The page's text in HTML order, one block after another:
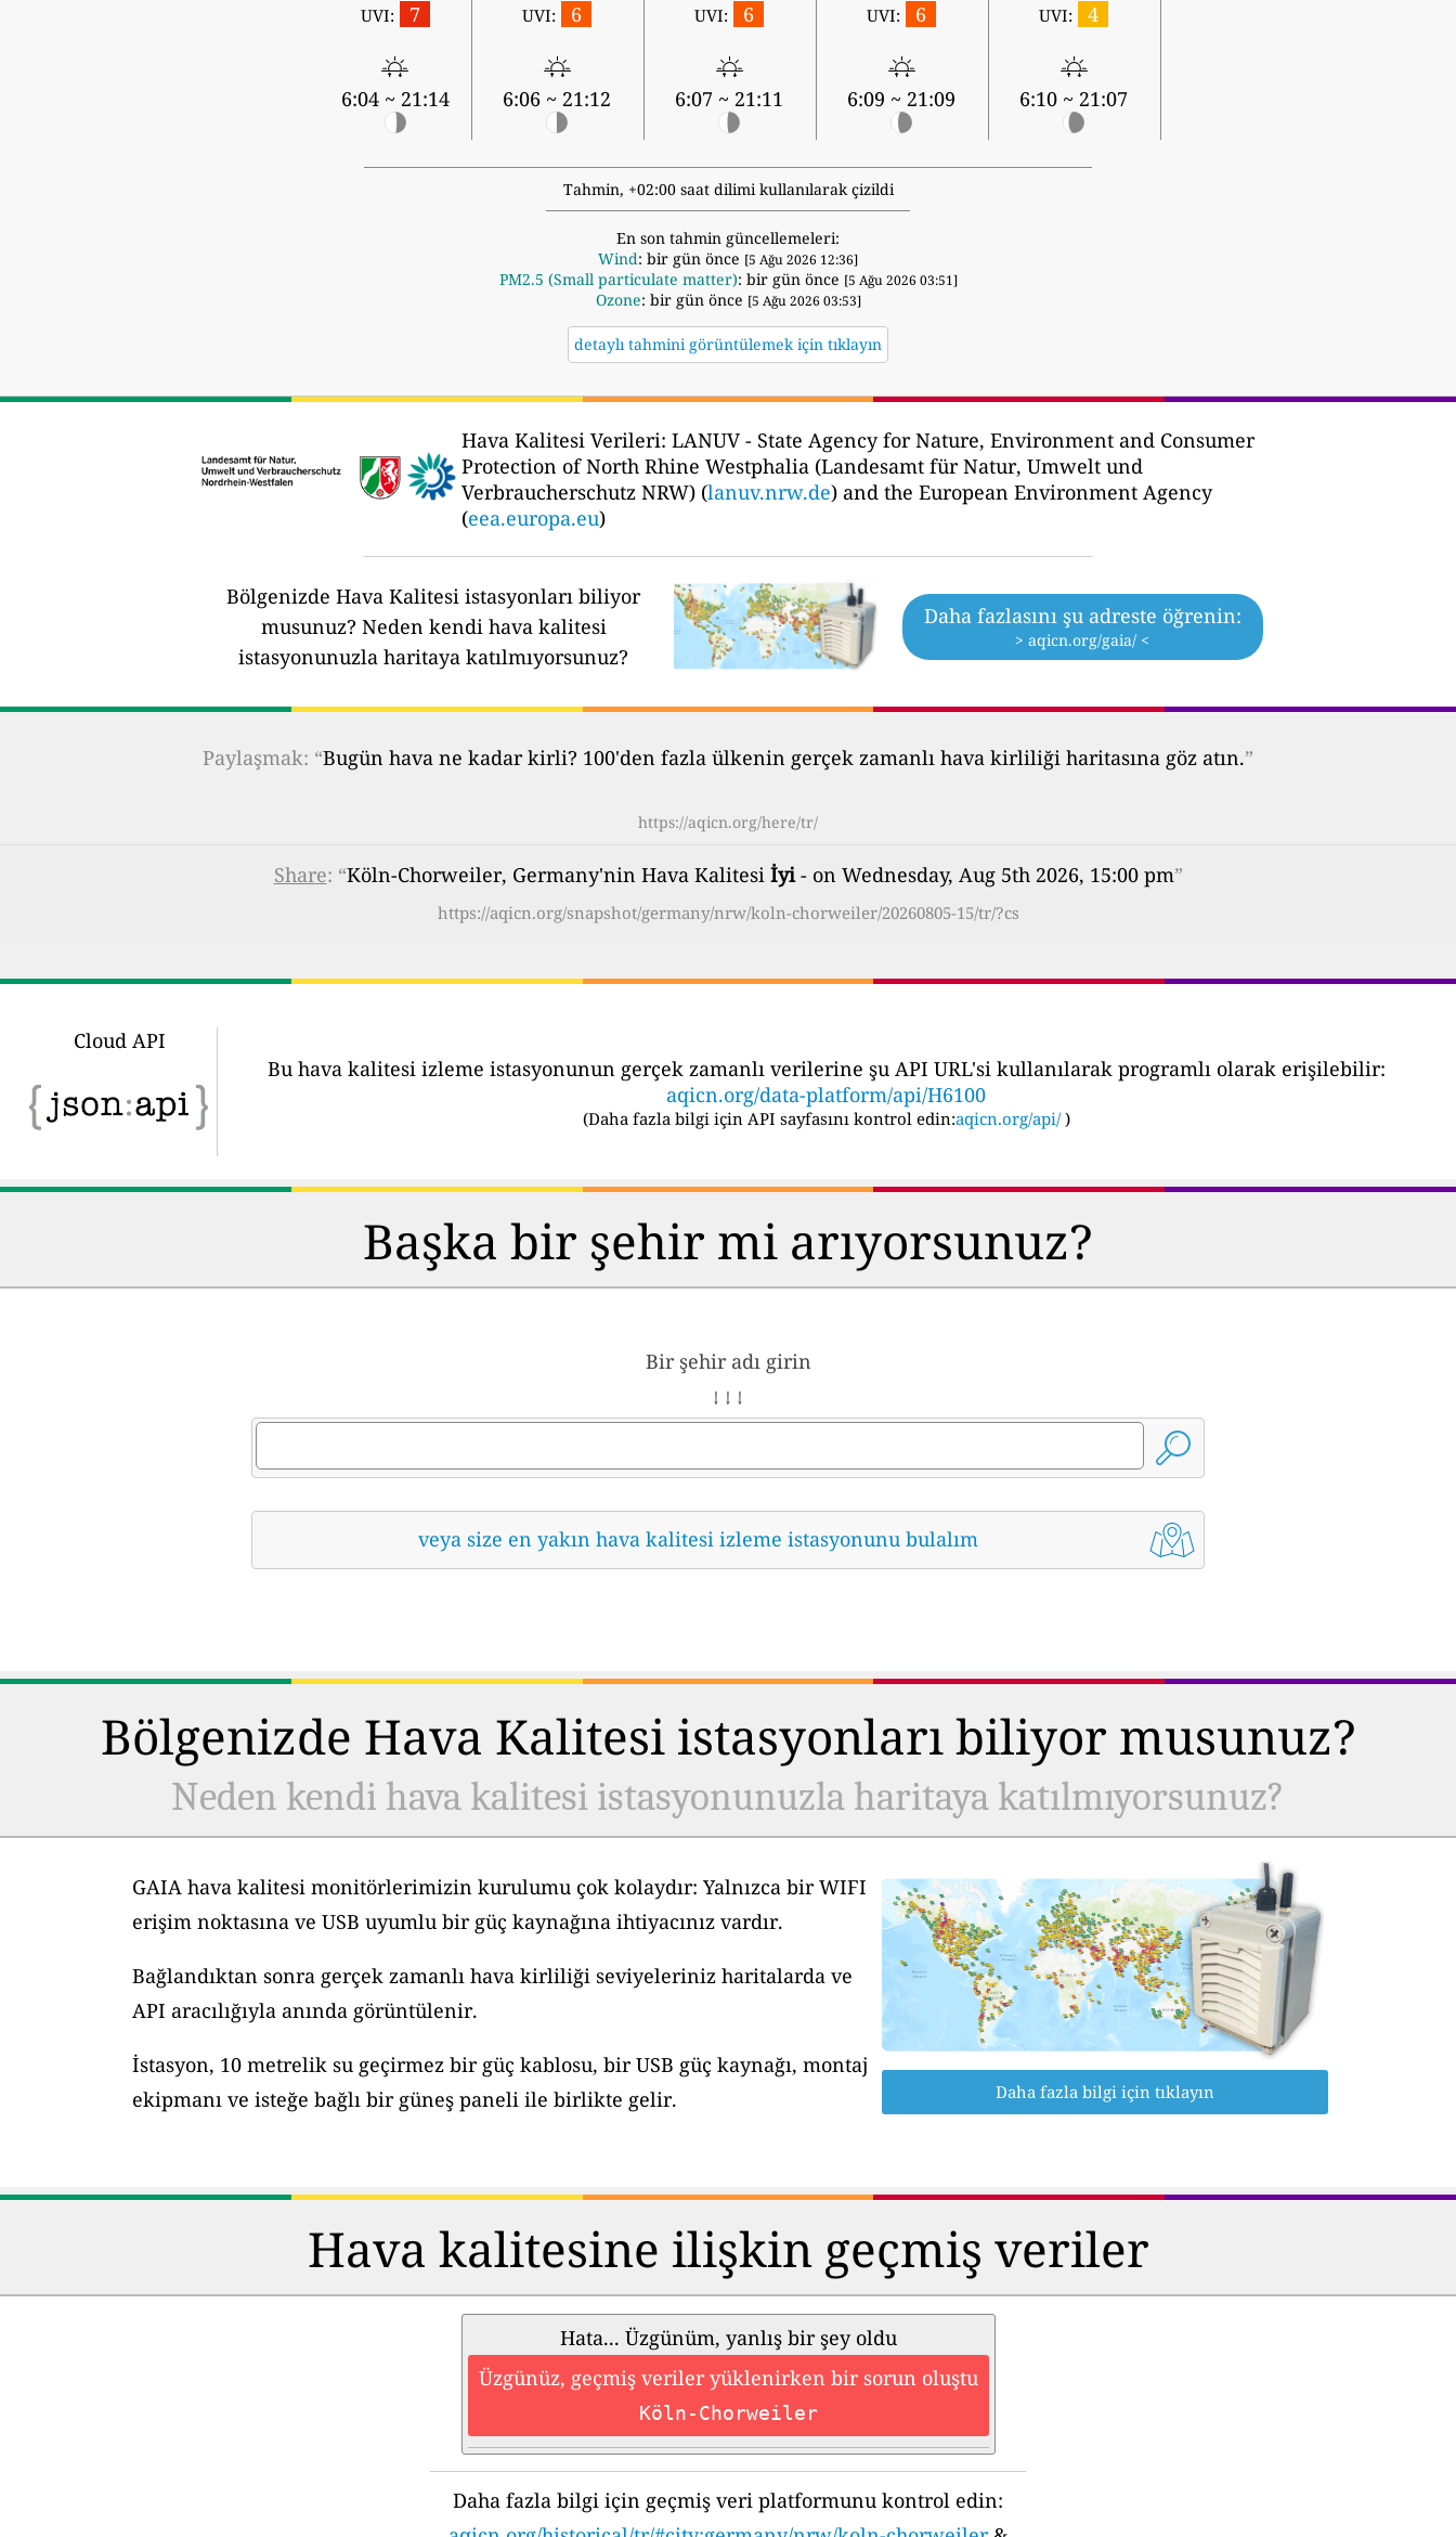
UVI: 7
6:04 ~ 21:14
UVI: 6
6:06 ~ 21:12
UVI: 6
6:07 ~ 21:11
UVI: 6
6:09 ~ 21:09
UVI: 4
6:10 ~ 21:07
Tahmin, +02:00 saat dilimi kullanılarak çizildi
En son tahmin güncellemeleri:
Wind: bir gün önce [5 Ağu 2026 12:36]
PM2.5 (Small particulate matter): bir gün önce [5 Ağu 2026 03:51]
Ozone: bir gün önce [5 Ağu 2026 03:53]
detaylı tahmini görüntülemek için tıklayın
Hava Kalitesi Verileri: LANUV - State Agency for Nature, Environment and Consumer
Protection of North Rhine Westphalia (Landesamt für Natur, Umwelt und
Verbraucherschutz NRW) (lanuv.nrw.de) and the European Environment Agency
(eea.europa.eu)
Bölgenizde Hava Kalitesi istasyonları biliyor
musunuz? Neden kendi hava kalitesi
istasyonunuzla haritaya katılmıyorsunuz?
Daha fazlasını şu adreste öğrenin:
> aqicn.org/gaia/ <
Paylaşmak: “Bugün hava ne kadar kirli? 100'den fazla ülkenin gerçek zamanlı hava kirliliği haritasına göz atın.”
https://aqicn.org/here/tr/
Share: “Köln-Chorweiler, Germany'nin Hava Kalitesi İyi- on Wednesday, Aug 5th 2026, 15:00 pm”
https://aqicn.org/snapshot/germany/nrw/koln-chorweiler/20260805-15/tr/?cs
Cloud API
Bu hava kalitesi izleme istasyonunun gerçek zamanlı verilerine şu API URL'si kullanılarak programlı olarak erişilebilir:
aqicn.org/data-platform/api/H6100
(Daha fazla bilgi için API sayfasını kontrol edin:aqicn.org/api/ )
Başka bir şehir mi arıyorsunuz?
Bir şehir adı girin
↓ ↓ ↓
veya size en yakın hava kalitesi izleme istasyonunu bulalım
Bölgenizde Hava Kalitesi istasyonları biliyor musunuz?
Neden kendi hava kalitesi istasyonunuzla haritaya katılmıyorsunuz?
GAIA hava kalitesi monitörlerimizin kurulumu çok kolaydır: Yalnızca bir WIFI
erişim noktasına ve USB uyumlu bir güç kaynağına ihtiyacınız vardır.
Bağlandıktan sonra gerçek zamanlı hava kirliliği seviyeleriniz haritalarda ve
API aracılığıyla anında görüntülenir.
İstasyon, 10 metrelik su geçirmez bir güç kablosu, bir USB güç kaynağı, montaj
ekipmanı ve isteğe bağlı bir güneş paneli ile birlikte gelir.
Daha fazla bilgi için tıklayın
Hava kalitesine ilişkin geçmiş veriler
Hata... Üzgünüm, yanlış bir şey oldu
Üzgünüz, geçmiş veriler yüklenirken bir sorun oluştu
Köln-Chorweiler
Daha fazla bilgi için geçmiş veri platformunu kontrol edin: